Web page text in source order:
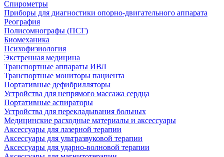
Спирометры
Приборы для диагностики опорно-двигательного аппарата
Реография
Полисомнографы (ПСГ)
Биомеханика
Психофизиология
Экстренная медицина
Транспортные аппараты ИВЛ
Транспортные мониторы пациента
Портативные дефибрилляторы
Устройства для непрямого массажа сердца
Портативные аспираторы
Устройства для перекладывания больных
Медицинские расходные материалы и аксессуары
Аксессуары для лазерной терапии
Аксессуары для ультразвуковой терапии
Аксессуары для ударно-волновой терапии